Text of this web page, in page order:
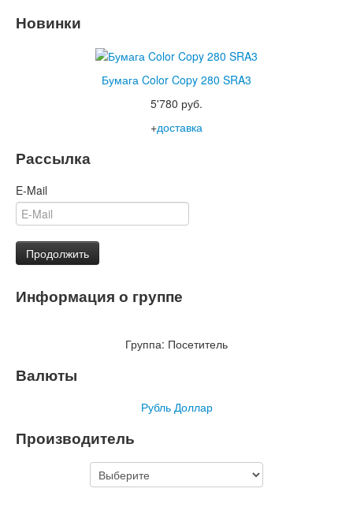
Новинки
Бумага Color Copy 280 SRA3
5'780 руб.
+доставка
Рассылка
E-Mail
Продолжить
Информация о группе
Группа: Посетитель
Валюты
Рубль Доллар
Производитель